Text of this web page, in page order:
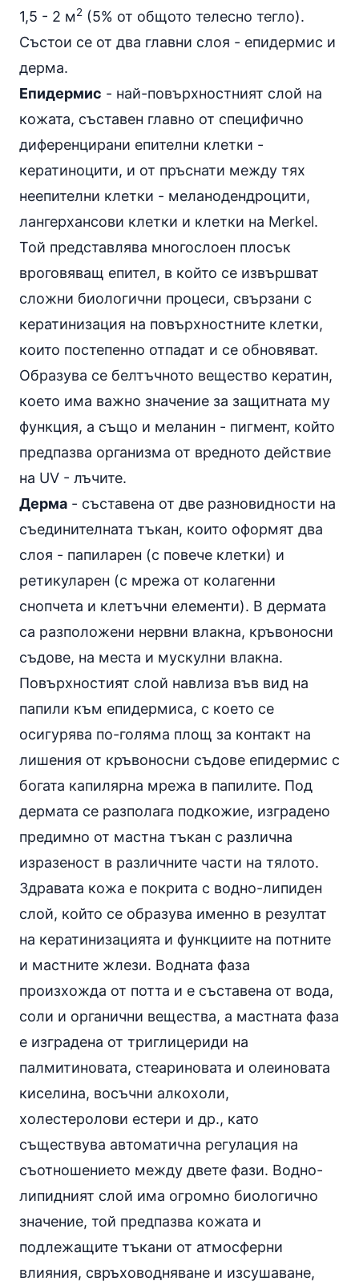
1,5 - 2 м2 (5% от общото телесно тегло).
Състои се от два главни слоя - епидермис и
дерма.
Епидермис - най-повърхностният слой на
кожата, съставен главно от специфично
диференцирани епителни клетки -
кератиноцити, и от пръснати между тях
неепителни клетки - меланодендроцити,
лангерхансови клетки и клетки на Merkel.
Той представлява многослоен плосък
вроговяващ епител, в който се извършват
сложни биологични процеси, свързани с
кератинизация на повърхностните клетки,
които постепенно отпадат и се обновяват.
Образува се белтъчното вещество кератин,
което има важно значение за защитната му
функция, а също и меланин - пигмент, който
предпазва организма от вредното действие
на UV - лъчите.
Дерма - съставена от две разновидности на
съединителната тъкан, които оформят два
слоя - папиларен (с повече клетки) и
ретикуларен (с мрежа от колагенни
снопчета и клетъчни елементи). В дермата
са разположени нервни влакна, кръвоносни
съдове, на места и мускулни влакна.
Повърхностият слой навлиза във вид на
папили към епидермиса, с което се
осигурява по-голяма площ за контакт на
лишения от кръвоносни съдове епидермис с
богата капилярна мрежа в папилите. Под
дермата се разполага подкожие, изградено
предимно от мастна тъкан с различна
изразеност в различните части на тялото.
Здравата кожа е покрита с водно-липиден
слой, който се образува именно в резултат
на кератинизацията и функциите на потните
и мастните жлези. Водната фаза
произхожда от потта и е съставена от вода,
соли и органични вещества, а мастната фаза
е изградена от триглицериди на
палмитиновата, стеариновата и олеиновата
киселина, восъчни алкохоли,
холестеролови естери и др., като
съществува автоматична регулация на
съотношението между двете фази. Водно-
липидният слой има огромно биологично
значение, той предпазва кожата и
подлежащите тъкани от атмосферни
влияния, свръховодняване и изсушаване,